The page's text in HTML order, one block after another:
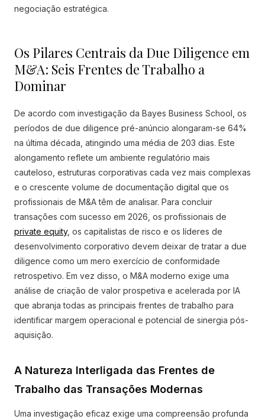
negociação estratégica.
Os Pilares Centrais da Due Diligence em
M&A: Seis Frentes de Trabalho a
Dominar
De acordo com investigação da Bayes Business School, os
períodos de due diligence pré-anúncio alongaram-se 64%
na última década, atingindo uma média de 203 dias. Este
alongamento reflete um ambiente regulatório mais
cauteloso, estruturas corporativas cada vez mais complexas
e o crescente volume de documentação digital que os
profissionais de M&A têm de analisar. Para concluir
transações com sucesso em 2026, os profissionais de
private equity, os capitalistas de risco e os líderes de
desenvolvimento corporativo devem deixar de tratar a due
diligence como um mero exercício de conformidade
retrospetivo. Em vez disso, o M&A moderno exige uma
análise de criação de valor prospetiva e acelerada por IA
que abranja todas as principais frentes de trabalho para
identificar margem operacional e potencial de sinergia pós-
aquisição.
A Natureza Interligada das Frentes de
Trabalho das Transações Modernas
Uma investigação eficaz exige uma compreensão profunda